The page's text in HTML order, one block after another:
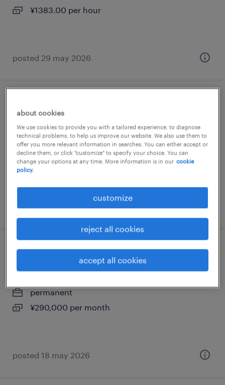
¥1383.00 per hour
posted 29 may 2026
茨城県日立市, 茨城県
temporary
¥1350.00 per hour
posted 30 april 2026
営業・企画営業・ラウンダー
permanent
¥290,000 per month
posted 18 may 2026
about cookies
We use cookies to provide you with a tailored experience, to diagnose
technical problems, to help us improve our website. We also use them to
offer you more relevant information in searches. You can either accept or
decline them, or click "customize" to specify your choice. You can
change your options at any time. More information is in our cookie
policy.
customize
reject all cookies
accept all cookies